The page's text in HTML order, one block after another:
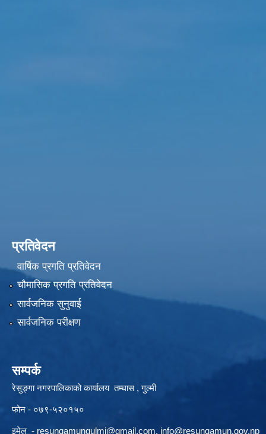
प्रतिवेदन
वार्षिक प्रगति प्रतिवेदन
चौमासिक प्रगति प्रतिवेदन
सार्वजनिक सुनुवाई
सार्वजनिक परीक्षण
सम्पर्क
रेसुङ्गा नगरपालिकाको कार्यालय तम्घास , गुल्मी
फोन - ०७९-५२०१५०
इमेल - resungamungulmi@gmail.com, info@resungamun.gov.np